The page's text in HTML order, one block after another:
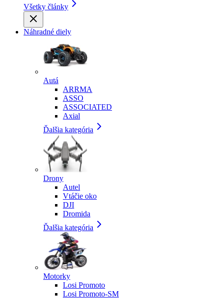
Všetky články
Náhradné diely
Autá
ARRMA
ASSO
ASSOCIATED
Axial
Ďalšia kategória
Drony
Autel
Vtáčie oko
DJI
Dromida
Ďalšia kategória
Motorky
Losi Promoto
Losi Promoto-SM